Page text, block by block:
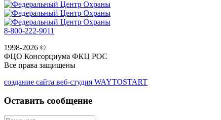
8-800-222-9011
1998-2026 ©
ФЦО Консорциума ФКЦ РОС
Все права защищены
создание сайта веб-студия WAYTOSTART
Оставить сообщение